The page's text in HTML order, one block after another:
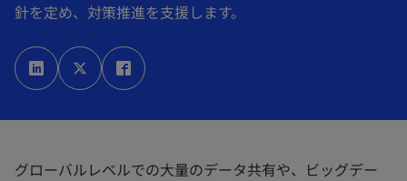
針を定め、対策推進を支援します。
新
し
い
タ
新
し
い
タ
し
い
グローバルレベルでの大量のデータ共有や、ビッグデー